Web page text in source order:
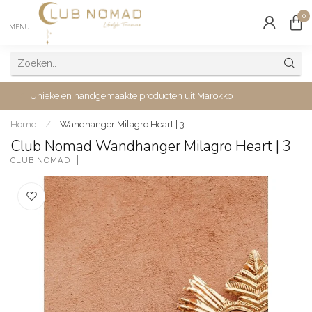
MENU
0
Unieke en handgemaakte producten uit Marokko
Home / Wandhanger Milagro Heart | 3
Club Nomad Wandhanger Milagro Heart | 3
CLUB NOMAD